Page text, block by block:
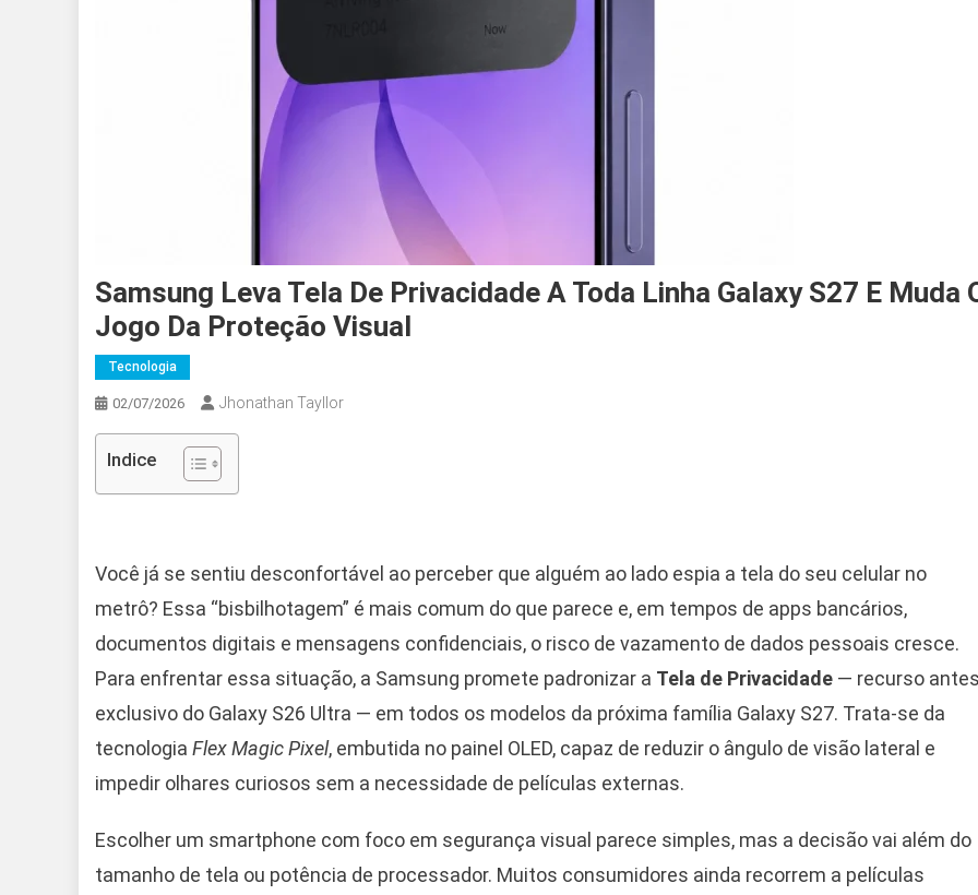
Samsung Leva Tela De Privacidade A Toda Linha Galaxy S27 E Muda
Jogo Da Proteção Visual
Tecnologia
02/07/2026 Jhonathan Tayllor
Indice
Você já se sentiu desconfortável ao perceber que alguém ao lado espia a tela do seu celular no
metrô? Essa “bisbilhotagem” é mais comum do que parece e, em tempos de apps bancários,
documentos digitais e mensagens confidenciais, o risco de vazamento de dados pessoais cresce.
Para enfrentar essa situação, a Samsung promete padronizar a Tela de Privacidade — recurso antes
exclusivo do Galaxy S26 Ultra — em todos os modelos da próxima família Galaxy S27. Trata-se da
tecnologia Flex Magic Pixel, embutida no painel OLED, capaz de reduzir o ângulo de visão lateral e
impedir olhares curiosos sem a necessidade de películas externas.
Escolher um smartphone com foco em segurança visual parece simples, mas a decisão vai além do
tamanho de tela ou potência de processador. Muitos consumidores ainda recorrem a películas